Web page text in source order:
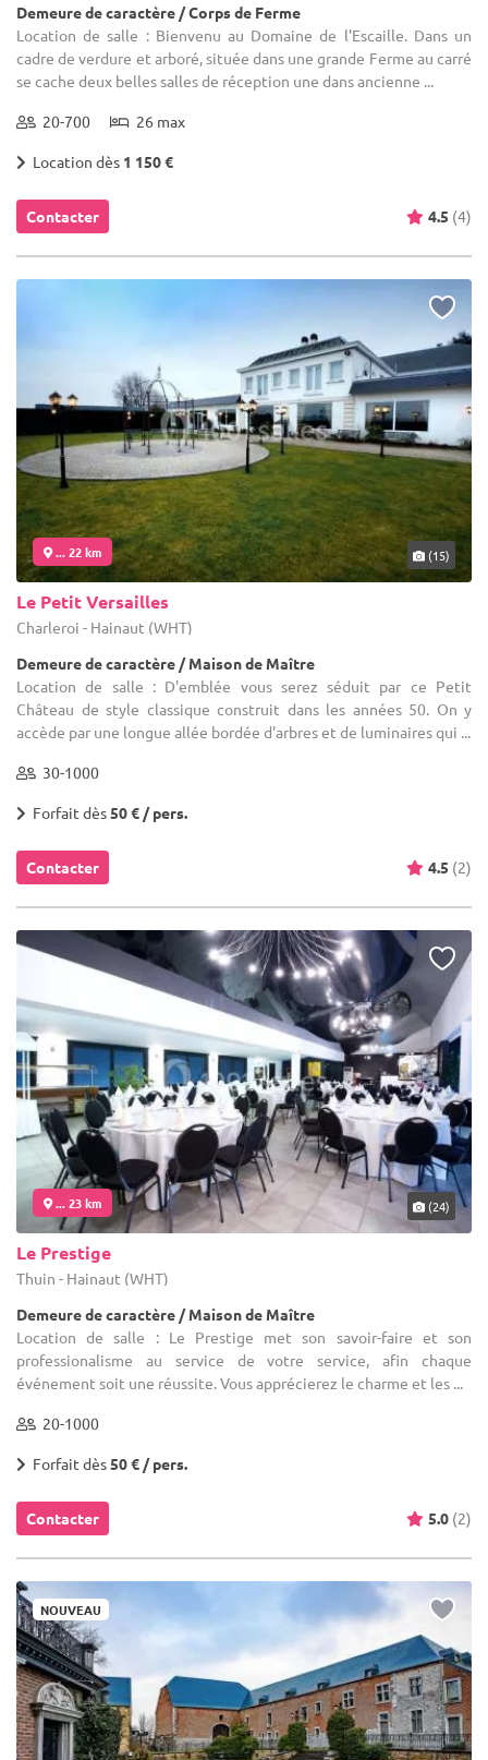
Demeure de caractère / Corps de Ferme
Location de salle : Bienvenu au Domaine de l'Escaille. Dans un
cadre de verdure et arboré, située dans une grande Ferme au carré
se cache deux belles salles de réception une dans ancienne ...
20-700 26 max
Location dès 1 150 €
Contacter 4.5 (4)
... 22 km (15)
Le Petit Versailles
Charleroi - Hainaut (WHT)
Demeure de caractère / Maison de Maître
Location de salle : D'emblée vous serez séduit par ce Petit
Château de style classique construit dans les années 50. On y
accède par une longue allée bordée d'arbres et de luminaires qui ...
30-1000
Forfait dès50 € / pers.
Contacter 4.5 (2)
... 23 km (24)
Le Prestige
Thuin - Hainaut (WHT)
Demeure de caractère / Maison de Maître
Location de salle : Le Prestige met son savoir-faire et son
professionalisme au service de votre service, afin chaque
événement soit une réussite. Vous apprécierez le charme et les ...
20-1000
Forfait dès50 € / pers.
Contacter 5.0 (2)
NOUVEAU